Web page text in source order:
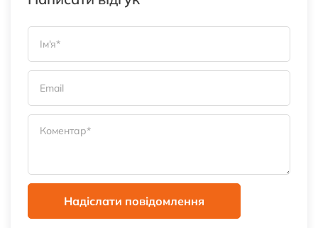
Надіслати повідомлення